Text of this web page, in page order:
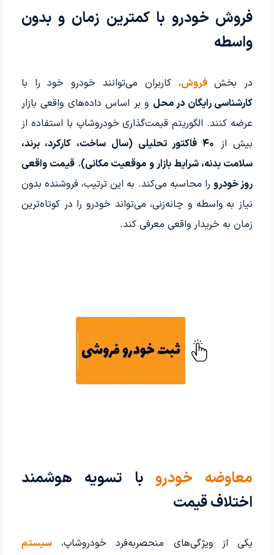
فروش خودرو با کمترین زمان و بدون
واسطه
در بخشفروش، کاربران می‌توانند خودرو خود را با
کارشناسی رایگان در محل و بر اساس داده‌های واقعی بازار
عرضه کنند. الگوریتم قیمت‌گذاری خودروشاپ با استفاده از
بیش از
۴۰ فاکتور تحلیلی (سال ساخت، کارکرد، برند،
سلامت بدنه، شرایط بازار و موقعیت مکانی)،قیمت واقعی
روز خودرو را محاسبه می‌کند. به این ترتیب، فروشنده بدون
نیاز به واسطه و چانه‌زنی، می‌تواند خودرو را در کوتاه‌ترین
زمان به خریدار واقعی معرفی کند.
معاوضه خودروبا تسویه هوشمند
اختلاف قیمت
یکی از ویژگی‌های منحصربه‌فرد خودروشاپ،سیستم